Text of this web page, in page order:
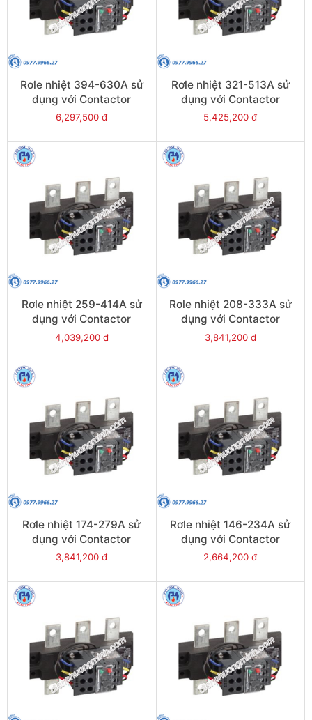
Rơle nhiệt 394-630A sử
dụng với Contactor
LC1E630 - Model LRE489
6,297,500 đ
Rơle nhiệt 321-513A sử
dụng với Contactor
LC1E500 - Model LRE488
5,425,200 đ
Rơle nhiệt 259-414A sử
dụng với Contactor
LC1E300-E400 - Model
4,039,200 đ
Rơle nhiệt 208-333A sử
dụng với Contactor
LC1E250-E400 - Model
3,841,200 đ
Rơle nhiệt 174-279A sử
dụng với Contactor
LC1E250-E400 - Model
3,841,200 đ
Rơle nhiệt 146-234A sử
dụng với Contactor
LC1E250-E400 - Model
2,664,200 đ